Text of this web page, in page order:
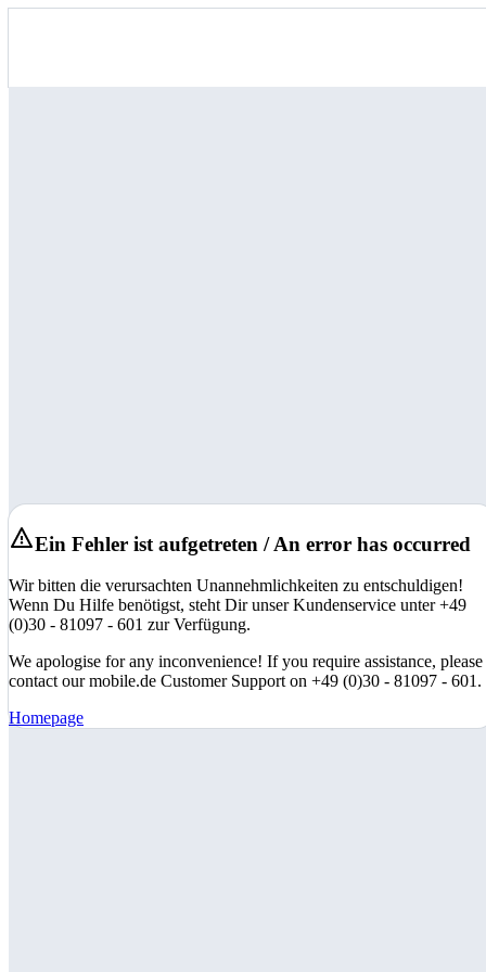
Ein Fehler ist aufgetreten / An error has occurred
Wir bitten die verursachten Unannehmlichkeiten zu entschuldigen!
Wenn Du Hilfe benötigst, steht Dir unser Kundenservice unter +49
(0)30 - 81097 - 601 zur Verfügung.
We apologise for any inconvenience! If you require assistance, please
contact our mobile.de Customer Support on +49 (0)30 - 81097 - 601.
Homepage